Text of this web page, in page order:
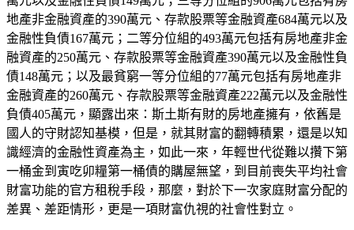
地產非金融資產的390萬元、存款股票等金融資產684萬元以及
金融性負債167萬元；二等分位組的493萬元包括有房地產非金
融資產的250萬元、存款股票等金融資產390萬元以及金融性負
債148萬元；以及最貧窮一等分位組的77萬元包括有房地產非
金融資產的260萬元、存款股票等金融資產222萬元以及金融性
負債405萬元，顯露出來：斯土斯有財的房地產擁有，依舊是
國人的守財認知基模，但是，就其財富的翻轉積累，還是以知
識經濟的金融性資產為主，如此一來，年輕世代從難以攢下第
一桶金到寅吃卯糧第一桶債的購屋無望，到目前喪失平均社會
財富功能的官方租稅手段，那麼，對於下一次家庭財富分配的
差異、差距情形，更是一項財富仇視的社會性對立。